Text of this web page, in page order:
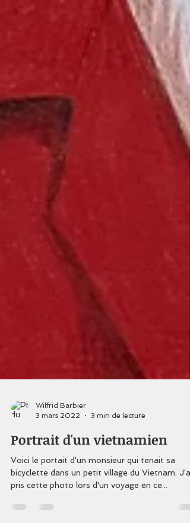
3 mars 2022
3 min de lecture
Portrait d'un vietnamien
Voici le portait d'un monsieur qui tenait sa
bicyclette dans un petit village du Vietnam. J'ai
pris cette photo lors d'un voyage en ce...